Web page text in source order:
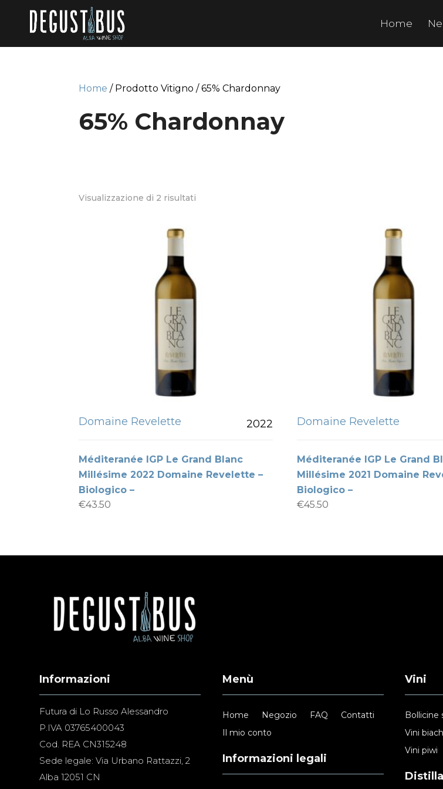
Home
Home / Prodotto Vitigno / 65% Chardonnay
65% Chardonnay
Visualizzazione di 2 risultati
Domaine Revelette 2022
Méditeranée IGP Le Grand Blanc
Millésime 2022 Domaine Revelette –
Biologico –
€43.50
Domaine Revelette
Méditeranée IGP Le Grand
Millésime 2021 Domaine
Biologico –
€45.50
Informazioni
Futura di Lo Russo Alessandro
P.IVA 03765400043
Cod. REA CN315248
Sede legale: Via Urbano Rattazzi, 2
Alba 12051 CN
Menù
Home Negozio FAQ
Contatti
Il mio conto
Informazioni legali
Vini
Bollicine
Vini
Vini piwi